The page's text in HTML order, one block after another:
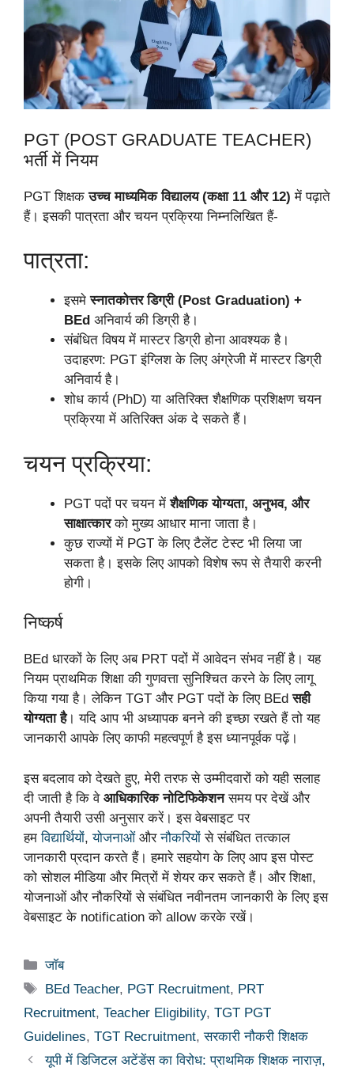
PGT (POST GRADUATE TEACHER)
भर्ती में नियम
PGT शिक्षकउच्च माध्यमिक विद्यालय (कक्षा 11 और 12) में पढ़ाते
हैं। इसकी पात्रता और चयन प्रक्रिया निम्नलिखित हैं-
पात्रता:
इसमेस्नातकोत्तर डिग्री (Post Graduation) +
BEd अनिवार्य की डिग्री है।
संबंधित विषय में मास्टर डिग्री होना आवश्यक है।
उदाहरण: PGT इंग्लिश के लिए अंग्रेजी में मास्टर डिग्री
अनिवार्य है।
शोध कार्य (PhD) या अतिरिक्त शैक्षणिक प्रशिक्षण चयन
प्रक्रिया में अतिरिक्त अंक दे सकते हैं।
चयन प्रक्रिया:
PGT पदों पर चयन मेंशैक्षणिक योग्यता, अनुभव, और
साक्षात्कारको मुख्य आधार माना जाता है।
कुछ राज्यों में PGT के लिए टैलेंट टेस्ट भी लिया जा
सकता है। इसके लिए आपको विशेष रूप से तैयारी करनी
होगी।
निष्कर्ष
BEd धारकों के लिए अब PRT पदों में आवेदन संभव नहीं है। यह
नियम प्राथमिक शिक्षा की गुणवत्ता सुनिश्चित करने के लिए लागू
किया गया है। लेकिन TGT और PGT पदों के लिए BEdसही
योग्यता है। यदि आप भी अध्यापक बनने की इच्छा रखते हैं तो यह
जानकारी आपके लिए काफी महत्वपूर्ण है इस ध्यानपूर्वक पढ़ें।
इस बदलाव को देखते हुए, मेरी तरफ से उम्मीदवारों को यही सलाह
दी जाती है कि वे आधिकारिक नोटिफिकेशनसमय पर देखें और
अपनी तैयारी उसी अनुसार करें। इस वेबसाइट पर
हमविद्यार्थियों,योजनाओं औरनौकरियोंसे संबंधित तत्काल
जानकारी प्रदान करते हैं। हमारे सहयोग के लिए आप इस पोस्ट
को सोशल मीडिया और मित्रों में शेयर कर सकते हैं। और शिक्षा,
योजनाओं और नौकरियों से संबंधित नवीनतम जानकारी के लिए इस
वेबसाइट के notification को allow करके रखें।
Categories
जॉब
Tags
BEd Teacher, PGT Recruitment, PRT
Recruitment, Teacher Eligibility, TGT PGT
Guidelines, TGT Recruitment,सरकारी नौकरी शिक्षक
यूपी में डिजिटल अटेंडेंस का विरोध: प्राथमिक शिक्षक नाराज़,